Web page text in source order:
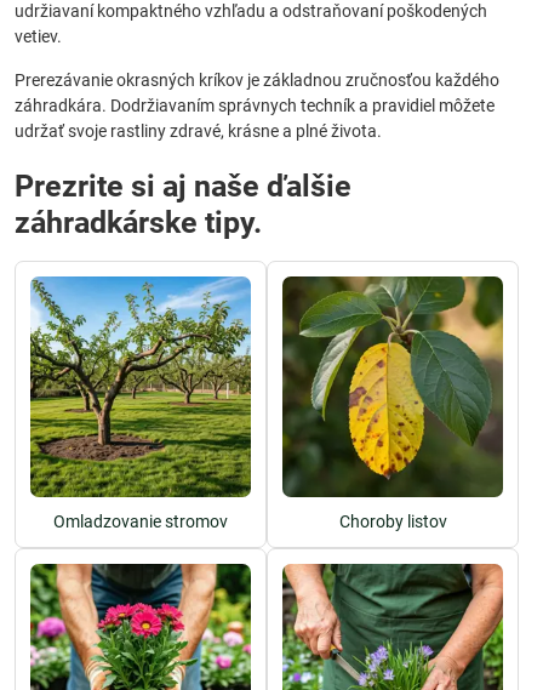
udržiavaní kompaktného vzhľadu a odstraňovaní poškodených
vetiev.
Prerezávanie okrasných kríkov je základnou zručnosťou každého
záhradkára. Dodržiavaním správnych techník a pravidiel môžete
udržať svoje rastliny zdravé, krásne a plné života.
Prezrite si aj naše ďalšie
záhradkárske tipy.
Omladzovanie stromov Choroby listov